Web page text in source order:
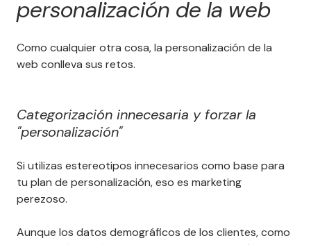
personalización de la web
Como cualquier otra cosa, la personalización de la
web conlleva sus retos.
Categorización innecesaria y forzar la
"personalización"
Si utilizas estereotipos innecesarios como base para
tu plan de personalización, eso es marketing
perezoso.
Aunque los datos demográficos de los clientes, como